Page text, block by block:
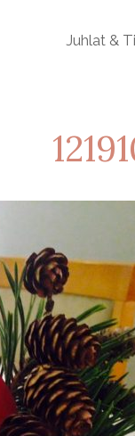
Juhlat &